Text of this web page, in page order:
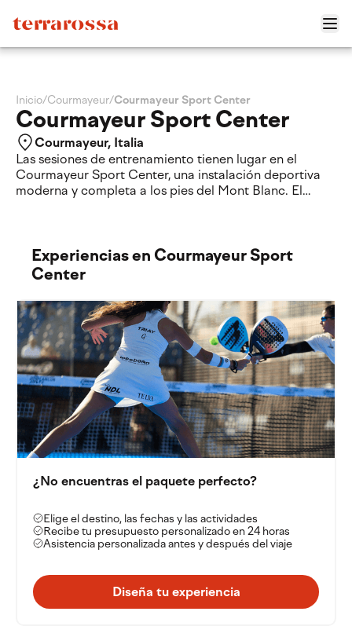
Inicio/Courmayeur/Courmayeur Sport Center
Courmayeur Sport Center
Courmayeur, Italia
Las sesiones de entrenamiento tienen lugar en el
Courmayeur Sport Center, una instalación deportiva
moderna y completa a los pies del Mont Blanc. El
Además de las pistas, la instalación dispone de
gimnasio y espacios dedicados a la preparación física,
lo que permite un enfoque de entrenamiento
completo. Después de las sesiones, podrás relajarte en
las zonas comunes y disfrutar de una experiencia
deportiva que combina rendimiento y bienestar.
Experiencias en Courmayeur Sport
Center
¿No encuentras el paquete perfecto?
Elige el destino, las fechas y las actividades
Recibe tu presupuesto personalizado en 24 horas
Asistencia personalizada antes y después del viaje
Diseña tu experiencia